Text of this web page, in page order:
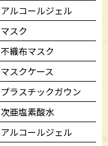
アルコールジェル
マスク
不織布マスク
マスクケース
プラスチックガウン
次亜塩素酸水
アルコールジェル